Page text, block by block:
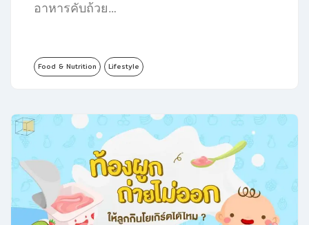
อาหารคับถ้วย…
Food & Nutrition Lifestyle